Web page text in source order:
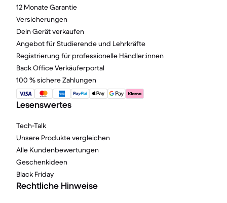
12 Monate Garantie
Versicherungen
Dein Gerät verkaufen
Angebot für Studierende und Lehrkräfte
Registrierung für professionelle Händler:innen
Back Office Verkäuferportal
100 % sichere Zahlungen
Lesenswertes
Tech-Talk
Unsere Produkte vergleichen
Alle Kundenbewertungen
Geschenkideen
Black Friday
Rechtliche Hinweise